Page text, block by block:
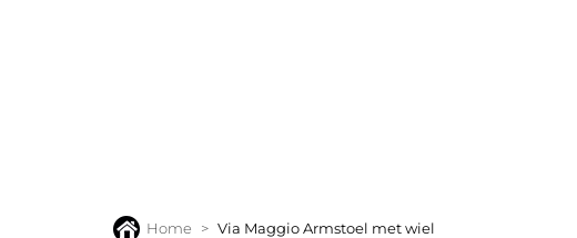
Home Via Maggio Armstoel met wiel